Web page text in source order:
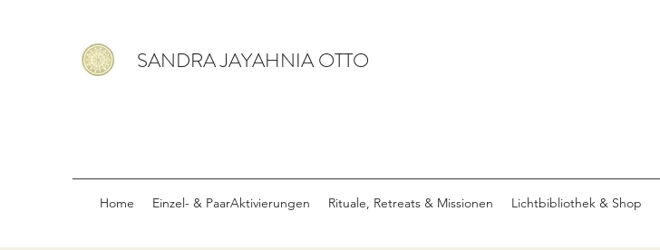
SANDRA JAYAHNIA OTTO
Home Einzel- & PaarAktivierungen Rituale, Retreats & Missionen Lichtbibliothek & Shop